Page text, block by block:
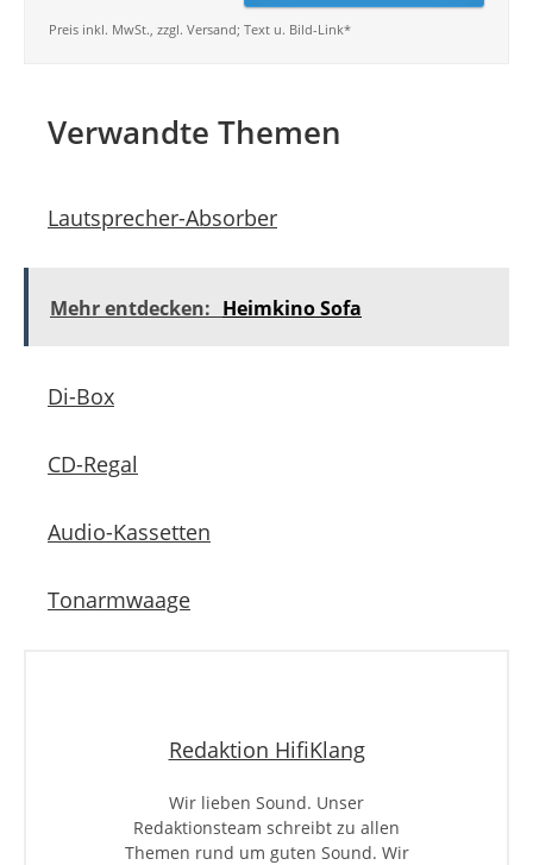
Preis inkl. MwSt., zzgl. Versand; Text u. Bild-Link*
Verwandte Themen
Lautsprecher-Absorber
Mehr entdecken: Heimkino Sofa
Di-Box
CD-Regal
Audio-Kassetten
Tonarmwaage
Redaktion HifiKlang
Wir lieben Sound. Unser
Redaktionsteam schreibt zu allen
Themen rund um guten Sound. Wir